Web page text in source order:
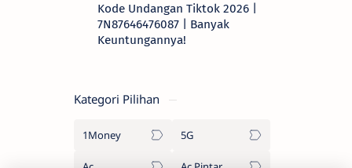
Kode Undangan Tiktok 2026 |
7N87646476087 | Banyak
Keuntungannya!
Kategori Pilihan
1Money 5G